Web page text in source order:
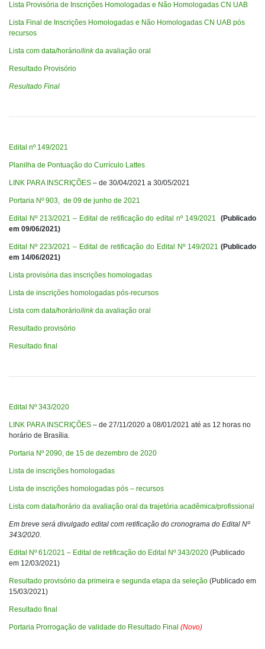
Lista Provisória de Inscrições Homologadas e Não Homologadas CN UAB
Lista Final de Inscrições Homologadas e Não Homologadas CN UAB pós
recursos
Lista com data/horário/linkda avaliação oral
Resultado Provisório
Resultado Final
Edital nº 149/2021
Planilha de Pontuação do Currículo Lattes
LINK PARA INSCRIÇÕES – de 30/04/2021 a 30/05/2021
Portaria Nº 903, de 09 de junho de 2021
Edital Nº 213/2021 – Edital de retificação do edital nº 149/2021
(Publicado
em 09/06/2021)
Edital Nº 223/2021 – Edital de retificação do Edital Nº 149/2021 (Publicado
em 14/06/2021)
Lista provisória das inscrições homologadas
Lista de inscrições homologadas pós-recursos
Lista com data/horário/linkda avaliação oral
Resultado provisório
Resultado final
Edital Nº 343/2020
LINK PARA INSCRIÇÕES – de 27/11/2020 a 08/01/2021 até as 12 horas no
horário de Brasília.
Portaria Nº 2090, de 15 de dezembro de 2020
Lista de inscrições homologadas
Lista de inscrições homologadas pós – recursos
Lista com data/horário da avaliação oral da trajetória acadêmica/profissional
Em breve será divulgado edital com retificação do cronograma do Edital Nº
343/2020.
Edital Nº 61/2021 – Edital de retificação do Edital Nº 343/2020 (Publicado
em 12/03/2021)
Resultado provisório da primeira e segunda etapa da seleção (Publicado em
15/03/2021)
Resultado final
Portaria Prorrogação de validade do Resultado Final (Novo)